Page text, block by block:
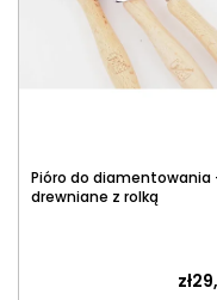
Pióro do diamentowania
drewniane z rolką